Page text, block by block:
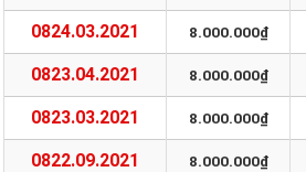
0824.03.2021 8.000.000₫
0823.04.2021 8.000.000₫
0823.03.2021 8.000.000₫
0822.09.2021 8.000.000₫